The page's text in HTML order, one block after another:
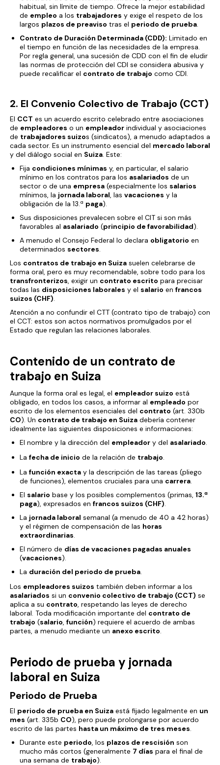
habitual, sin límite de tiempo. Ofrece la mejor estabilidad
de empleo a los trabajadores y exige el respeto de los
largos plazos de preaviso tras el periodo de prueba.
Contrato de Duración Determinada (CDD): Limitado en
el tiempo en función de las necesidades de la empresa.
Por regla general, una sucesión de CDD con el fin de eludir
las normas de protección del CDI se considera abusiva y
puede recalificar el contrato de trabajo como CDI.
2. El Convenio Colectivo de Trabajo (CCT)
El CCT es un acuerdo escrito celebrado entre asociaciones
de empleadores o un empleador individual y asociaciones
de trabajadores suizos (sindicatos), a menudo adaptados a
cada sector. Es un instrumento esencial del mercado laboral
y del diálogo social en Suiza. Este:
Fija condiciones mínimas y, en particular, el salario
mínimo en los contratos para los asalariados de un
sector o de una empresa (especialmente los salarios
mínimos, la jornada laboral, las vacaciones y la
obligación de la 13.ª paga).
Sus disposiciones prevalecen sobre el CIT si son más
favorables al asalariado (principio de favorabilidad).
A menudo el Consejo Federal lo declara obligatorio en
determinados sectores.
Los contratos de trabajo en Suiza suelen celebrarse de
forma oral, pero es muy recomendable, sobre todo para los
transfronterizos, exigir un contrato escrito para precisar
todas las disposiciones laborales y el salario en francos
suizos (CHF).
Atención a no confundir el CTT (contrato tipo de trabajo) con
el CCT: estos son actos normativos promulgados por el
Estado que regulan las relaciones laborales.
Contenido de un contrato de
trabajo en Suiza
Aunque la forma oral es legal, el empleador suizo está
obligado, en todos los casos, a informar al empleado por
escrito de los elementos esenciales del contrato (art. 330b
CO). Un contrato de trabajo en Suiza debería contener
idealmente las siguientes disposiciones e informaciones:
El nombre y la dirección del empleador y del asalariado.
La fecha de inicio de la relación de trabajo.
La función exacta y la descripción de las tareas (pliego
de funciones), elementos cruciales para una carrera.
El salario base y los posibles complementos (primas, 13.ª
paga), expresados en francos suizos (CHF).
La jornada laboral semanal (a menudo de 40 a 42 horas)
y el régimen de compensación de las horas
extraordinarias.
El número de días de vacaciones pagadas anuales
(vacaciones).
La duración del periodo de prueba.
Los empleadores suizos también deben informar a los
asalariados si un convenio colectivo de trabajo (CCT) se
aplica a su contrato, respetando las leyes de derecho
laboral. Toda modificación importante del contrato de
trabajo (salario, función) requiere el acuerdo de ambas
partes, a menudo mediante un anexo escrito.
Periodo de prueba y jornada
laboral en Suiza
Periodo de Prueba
El periodo de prueba en Suiza está fijado legalmente en un
mes (art. 335b CO), pero puede prolongarse por acuerdo
escrito de las partes hasta un máximo de tres meses.
Durante este periodo, los plazos de rescisión son
mucho más cortos (generalmente 7 días para el final de
una semana de trabajo).